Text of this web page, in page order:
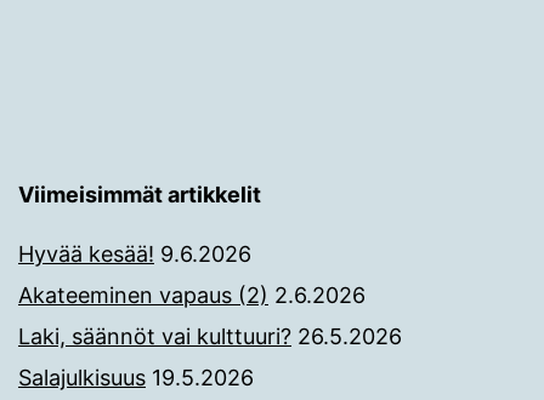
Viimeisimmät artikkelit
Hyvää kesää! 9.6.2026
Akateeminen vapaus (2) 2.6.2026
Laki, säännöt vai kulttuuri? 26.5.2026
Salajulkisuus 19.5.2026